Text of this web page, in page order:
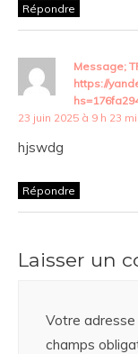
Répondre
Message;
https://
23 juin 2025 à 9 h 23
hjswdg
Répondre
Laisser un
Votre adresse
champs